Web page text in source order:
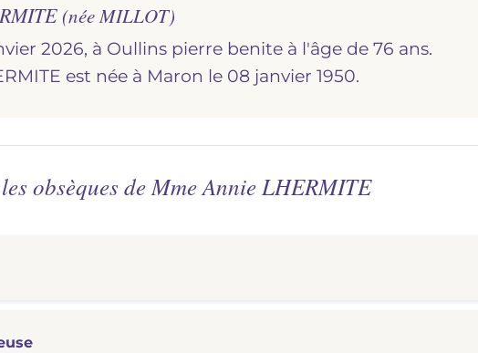
(née MILLOT)
2026, à oullins pierre benite à l'âge de 76 ans.
est née à
maron le 08 janvier 1950.
obsèques de Mme Annie LHERMITE